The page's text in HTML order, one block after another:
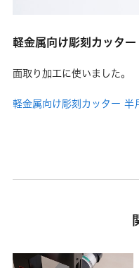
軽金属向け彫刻カッター
面取り加工に使いました。
軽金属向け彫刻カッター 半